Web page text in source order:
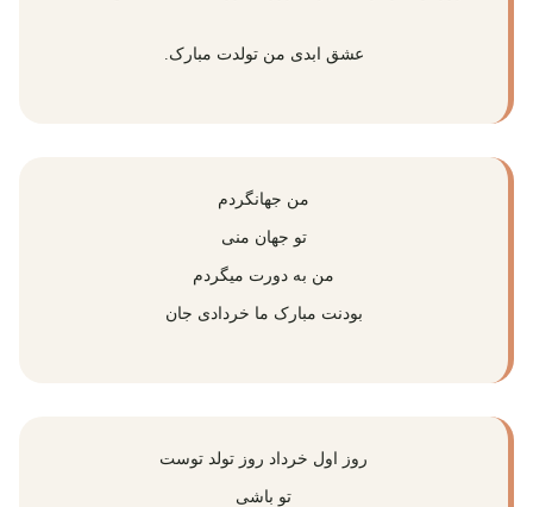
عشق ابدی من تولدت مبارک.
من جهانگردم
تو جهان منی
من به دورت میگردم
بودنت مبارک ما خردادی جان
روز اول خرداد روز تولد توست
تو باشی